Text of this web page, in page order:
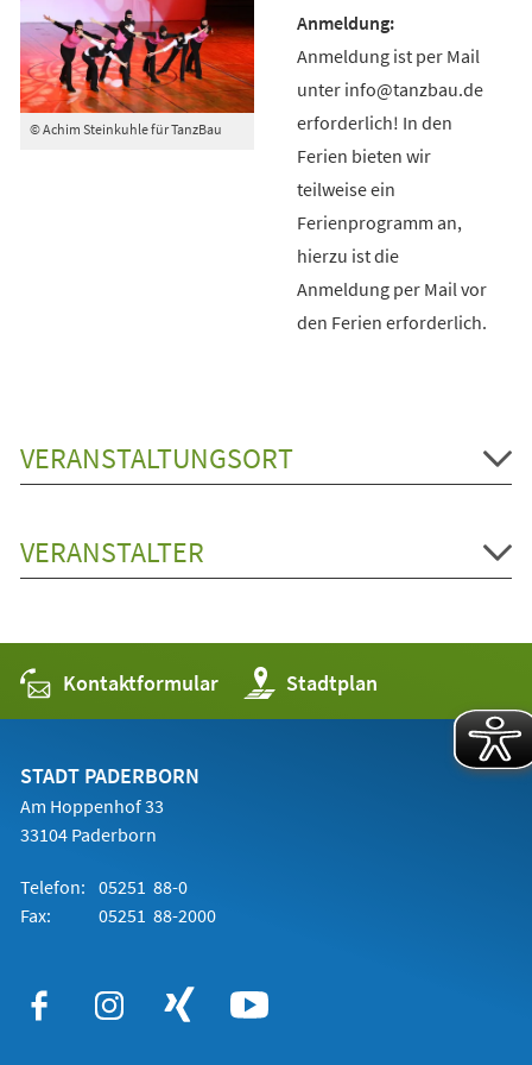
© Achim Steinkuhle für TanzBau
Anmeldung ist per Mail
unter info@tanzbau.de
erforderlich! In den
Ferien bieten wir
teilweise ein
Ferienprogramm an,
hierzu ist die
Anmeldung per Mail vor
den Ferien erforderlich.
VERANSTALTUNGSORT
VERANSTALTER
Kontaktformular Stadtplan
(Öffnet
in
einem
STADT PADERBORN
Am Hoppenhof 33
33104 Paderborn
Telefon: 05251 88-0
Fax:
05251 88-2000